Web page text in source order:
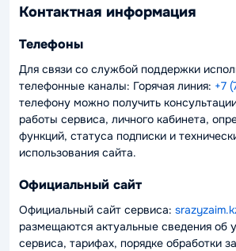
Контактная информация
Телефоны
Для связи со службой поддержки
телефонные каналы: Горячая линия: +7
телефону можно получить
работы сервиса, личного кабинета,
функций, статуса подписки и
использования сайта.
Официальный сайт
Официальный сайт сервиса:
размещаются актуальные сведения об
сервиса, тарифах, порядке обработки